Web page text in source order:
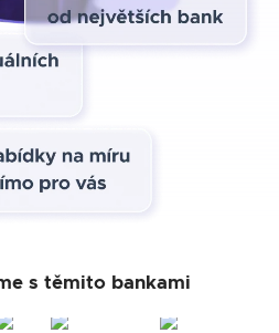
s těmito bankami